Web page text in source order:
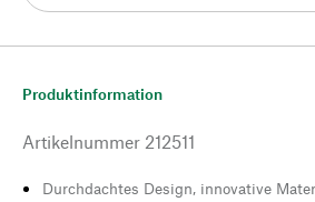
Produktinformation
Artikelnummer 212511
Durchdachtes Design, innovative